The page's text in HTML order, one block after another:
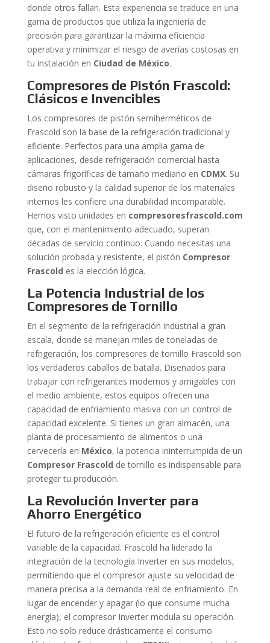
donde otros fallan. Esta experiencia se traduce en una
gama de productos que utiliza la ingeniería de
precisión para garantizar la máxima eficiencia
operativa y minimizar el riesgo de averías costosas en
tu instalación en Ciudad de México.
Compresores de Pistón Frascold:
Clásicos e Invencibles
Los compresores de pistón semiherméticos de
Frascold son la base de la refrigeración tradicional y
eficiente. Perfectos para una amplia gama de
aplicaciones, desde refrigeración comercial hasta
cámaras frigoríficas de tamaño mediano en CDMX. Su
diseño robusto y la calidad superior de los materiales
internos les confiere una durabilidad incomparable.
Hemos visto unidades en compresoresfrascold.com
que, con el mantenimiento adecuado, superan
décadas de servicio continuo. Cuando necesitas una
solución probada y resistente, el pistón Compresor
Frascold es la elección lógica.
La Potencia Industrial de los
Compresores de Tornillo
En el segmento de la refrigeración industrial a gran
escala, donde se manejan miles de toneladas de
refrigeración, los compresores de tornillo Frascold son
los verdaderos caballos de batalla. Diseñados para
trabajar con refrigerantes modernos y amigables con
el medio ambiente, estos equipos ofrecen una
capacidad de enfriamiento masiva con un control de
capacidad excelente. Si tienes un gran almacén, una
planta de procesamiento de alimentos o una
cervecería en México, la potencia ininterrumpida de un
Compresor Frascold de tornillo es indispensable para
proteger tu producción.
La Revolución Inverter para
Ahorro Energético
El futuro de la refrigeración eficiente es el control
variable de la capacidad. Frascold ha liderado la
integración de la tecnología Inverter en sus modelos,
permitiendo que el compresor ajuste su velocidad de
manera precisa a la demanda real de enfriamiento. En
lugar de encender y apagar (lo que consume mucha
energía), el compresor Inverter modula su operación.
Esto no solo reduce drásticamente el consumo